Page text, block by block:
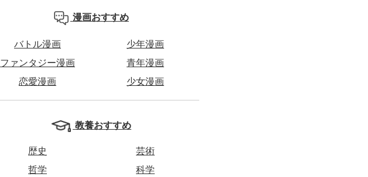
漫画おすすめ
バトル漫画
少年漫画
ファンタジー漫画
青年漫画
恋愛漫画
少女漫画
教養おすすめ
歴史
芸術
哲学
科学